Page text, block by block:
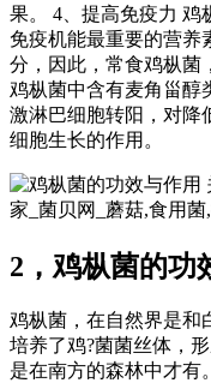
果。 4、提高免疫力 鸡
免疫机能最重要的营养
分，因此，常食鸡枞菌
鸡枞菌中含有麦角甾醇
激淋巴细胞转阳，对降
细胞生长的作用。
家_菌贝网_蘑菇,食用
2，鸡枞菌的功
鸡枞菌，在自然界是和
培养了鸡?菌菌丝体，
是在南方的森林中才有